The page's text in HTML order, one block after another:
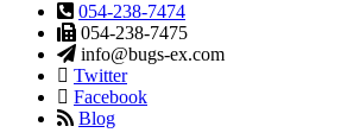
054-238-7474
054-238-7475
info@bugs-ex.com
Twitter
Facebook
Blog